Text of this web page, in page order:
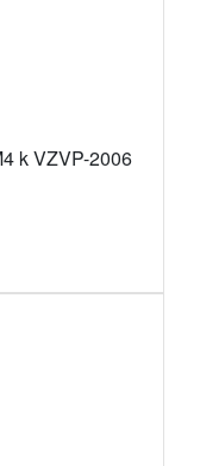
k VZVP-2006